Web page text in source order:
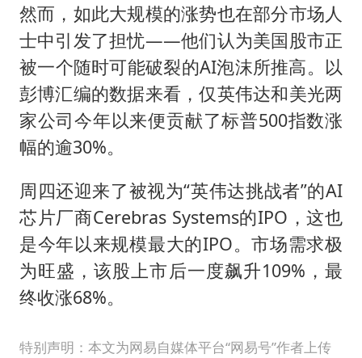
然而，如此大规模的涨势也在部分市场人
士中引发了担忧——他们认为美国股市正
被一个随时可能破裂的AI泡沫所推高。以
彭博汇编的数据来看，仅英伟达和美光两
家公司今年以来便贡献了标普500指数涨
幅的逾30%。
周四还迎来了被视为“英伟达挑战者”的AI
芯片厂商Cerebras Systems的IPO，这也
是今年以来规模最大的IPO。市场需求极
为旺盛，该股上市后一度飙升109%，最
终收涨68%。
特别声明：本文为网易自媒体平台“网易号”作者上传